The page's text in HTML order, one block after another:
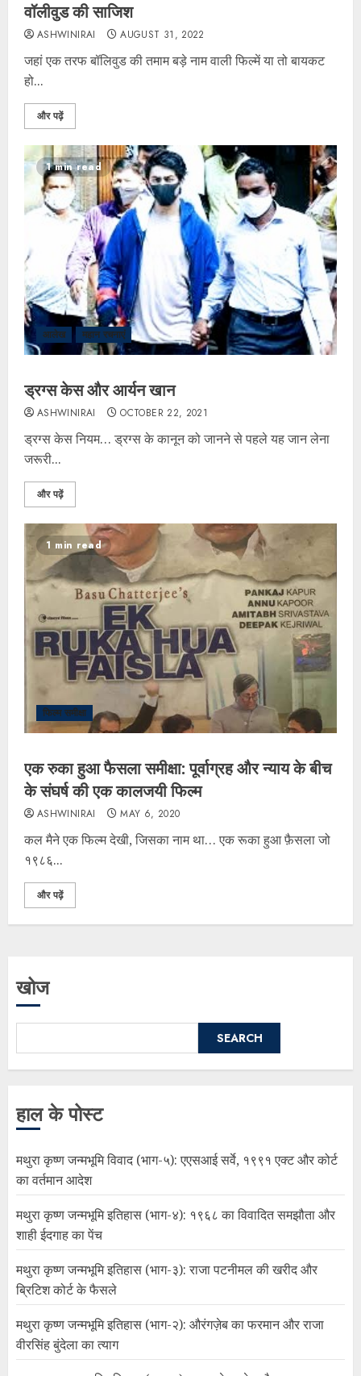
वॉलीवुड की साजिश
ASHWINIRAI AUGUST 31, 2022
जहां एक तरफ बॉलिवुड की तमाम बड़े नाम वाली फिल्में या तो बायकट
हो...
और पढ़ें
1 min read
आलेख महान रचनाएं
ड्रग्स केस और आर्यन खान
ASHWINIRAI OCTOBER 22, 2021
ड्रग्स केस नियम… ड्रग्स के कानून को जानने से पहले यह जान लेना
जरूरी...
और पढ़ें
1 min read
फिल्म समीक्षा
एक रुका हुआ फैसला समीक्षा: पूर्वाग्रह और न्याय के बीच
के संघर्ष की एक कालजयी फिल्म
ASHWINIRAI MAY 6, 2020
कल मैने एक फिल्म देखी, जिसका नाम था… एक रूका हुआ फ़ैसला जो
१९८६...
और पढ़ें
खोज
SEARCH
हाल के पोस्ट
मथुरा कृष्ण जन्मभूमि विवाद (भाग-५): एएसआई सर्वे, १९९१ एक्ट और कोर्ट
का वर्तमान आदेश
मथुरा कृष्ण जन्मभूमि इतिहास (भाग-४): १९६८ का विवादित समझौता और
शाही ईदगाह का पेंच
मथुरा कृष्ण जन्मभूमि इतिहास (भाग-३): राजा पटनीमल की खरीद और
ब्रिटिश कोर्ट के फैसले
मथुरा कृष्ण जन्मभूमि इतिहास (भाग-२): औरंगज़ेब का फरमान और राजा
वीरसिंह बुंदेला का त्याग